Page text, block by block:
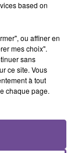
ED SHEERAN
Camera
based on
ou affiner en
mes choix".
sans
ce site. Vous
à tout
chaque page.